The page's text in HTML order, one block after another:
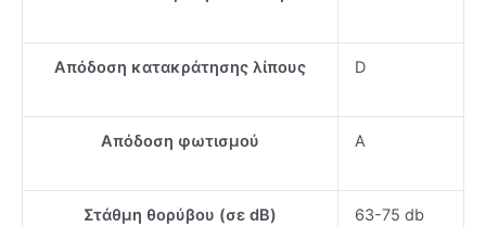
Απόδοση κατακράτησης λίπους D
Απόδοση φωτισμού A
Στάθμη θορύβου (σε dB) 63-75 db